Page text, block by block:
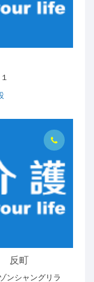
１
反町
ンシャングリラ